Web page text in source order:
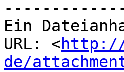
Ein
URL: <http://
de/